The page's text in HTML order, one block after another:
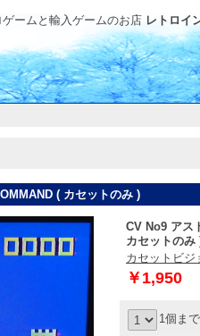
ゲームと輸入ゲームのお店 レトロイ
( カセットのみ )
CV No9 アス
カセットのみ
カセットビジ
￥1,950
1個まで